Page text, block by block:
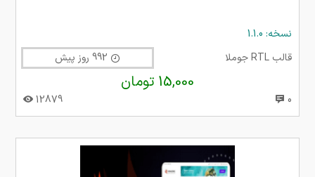
نسخه: 1.1.0
قالب RTL جوملا
15,000 تومان
0
12879